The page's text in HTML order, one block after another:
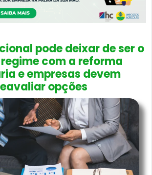
pode deixar de ser o
com a reforma
e empresas devem
opções